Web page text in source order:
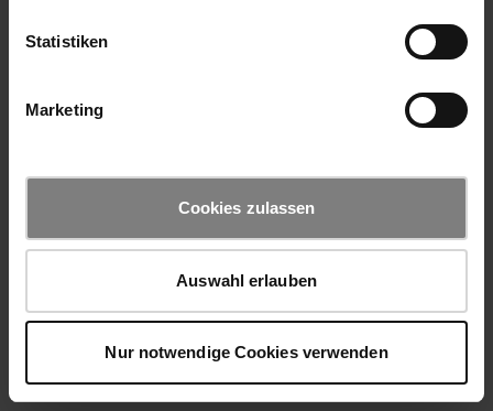
Statistiken
Marketing
Cookies zulassen
Auswahl erlauben
Nur notwendige Cookies verwenden